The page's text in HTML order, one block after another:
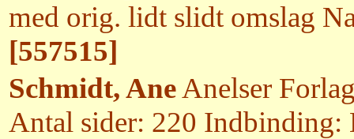
med orig. lidt slidt omslag
[557515]
Schmidt, AneAnelser
Antal sider: 220 Indbinding: